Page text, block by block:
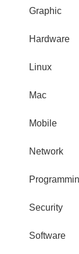
Graphic
Hardware
Linux
Mac
Mobile
Network
Security
Software